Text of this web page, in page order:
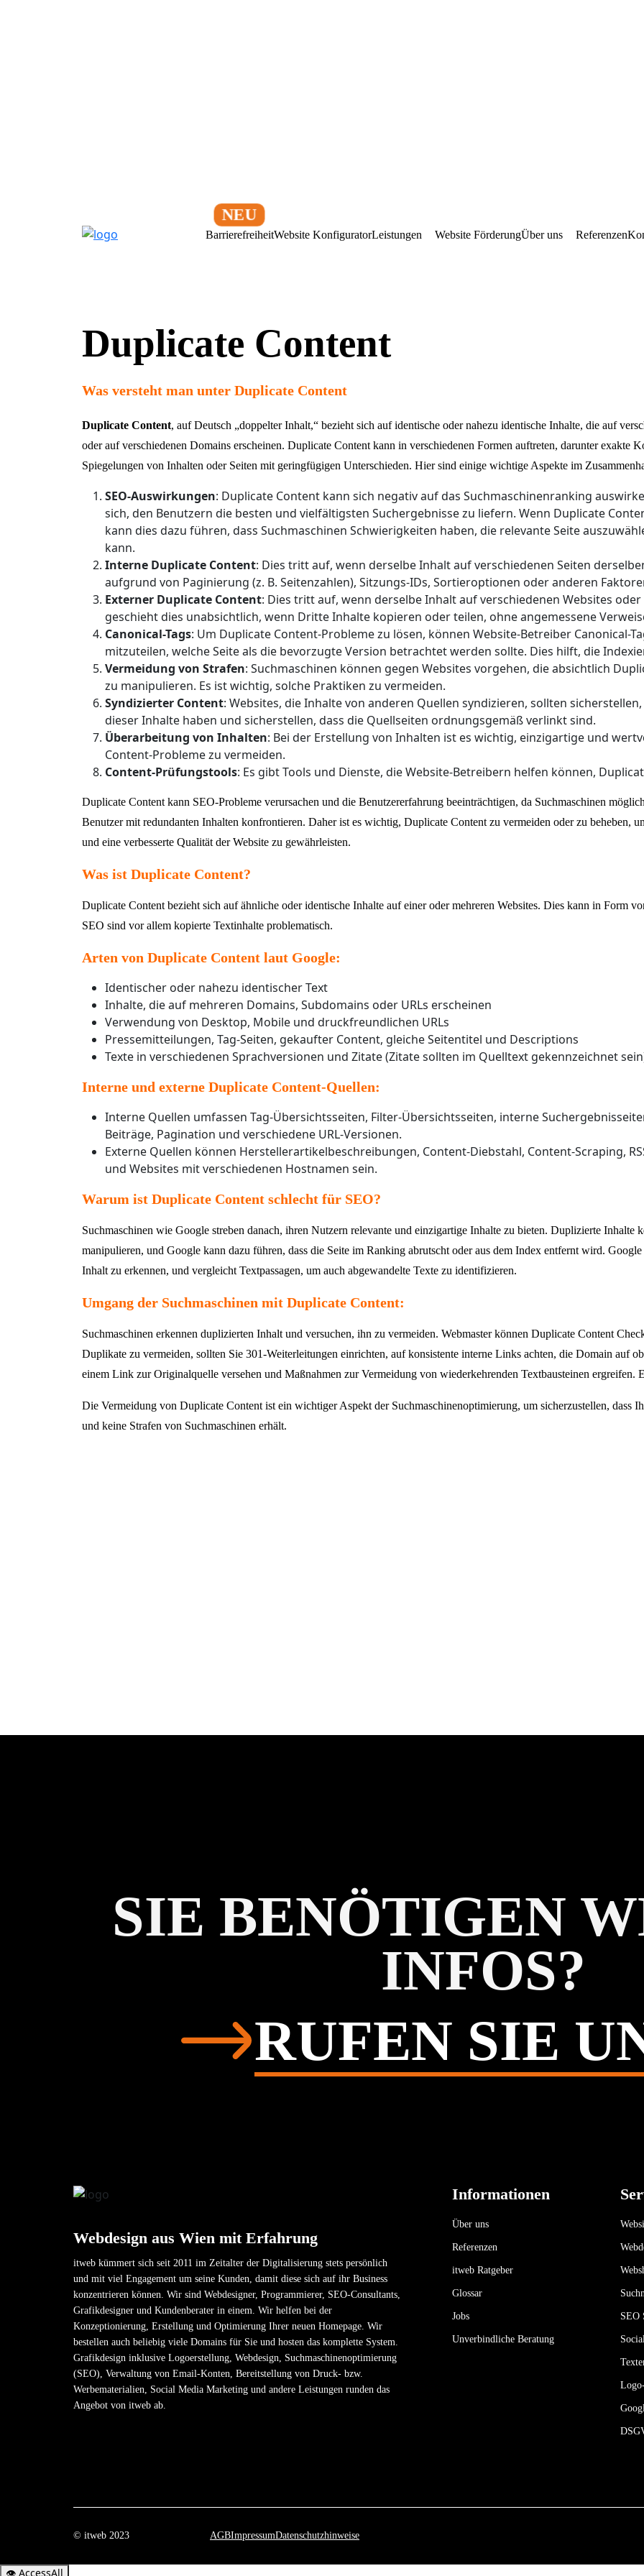
BarrierefreiheitWebsite KonfiguratorLeistungen Website FörderungÜber uns Referenzen
Duplicate Content
Was versteht man unter Duplicate Content
Duplicate Content, auf Deutsch „doppelter Inhalt,“ bezieht sich auf identische oder nahezu identische Inhalte, die auf
oder auf verschiedenen Domains erscheinen. Duplicate Content kann in verschiedenen Formen auftreten, darunter exakte
Spiegelungen von Inhalten oder Seiten mit geringfügigen Unterschieden. Hier sind einige wichtige Aspekte im
SEO-Auswirkungen: Duplicate Content kann sich negativ auf das Suchmaschinenranking
sich, den Benutzern die besten und vielfältigsten Suchergebnisse zu liefern. Wenn Duplicate
kann dies dazu führen, dass Suchmaschinen Schwierigkeiten haben, die relevante Seite
kann.
Interne Duplicate Content: Dies tritt auf, wenn derselbe Inhalt auf verschiedenen Seiten
aufgrund von Paginierung (z. B. Seitenzahlen), Sitzungs-IDs, Sortieroptionen oder anderen
Externer Duplicate Content: Dies tritt auf, wenn derselbe Inhalt auf verschiedenen Websites
geschieht dies unabsichtlich, wenn Dritte Inhalte kopieren oder teilen, ohne angemessene
Canonical-Tags: Um Duplicate Content-Probleme zu lösen, können Website-Betreiber Canonical-
mitzuteilen, welche Seite als die bevorzugte Version betrachtet werden sollte. Dies hilft, die
Vermeidung von Strafen: Suchmaschinen können gegen Websites vorgehen, die absichtlich
zu manipulieren. Es ist wichtig, solche Praktiken zu vermeiden.
Syndizierter Content: Websites, die Inhalte von anderen Quellen syndizieren, sollten
dieser Inhalte haben und sicherstellen, dass die Quellseiten ordnungsgemäß verlinkt sind.
Überarbeitung von Inhalten: Bei der Erstellung von Inhalten ist es wichtig, einzigartige und
Content-Probleme zu vermeiden.
Content-Prüfungstools: Es gibt Tools und Dienste, die Website-Betreibern helfen können,
Duplicate Content kann SEO-Probleme verursachen und die Benutzererfahrung beeinträchtigen, da Suchmaschinen
Benutzer mit redundanten Inhalten konfrontieren. Daher ist es wichtig, Duplicate Content zu vermeiden oder zu beheben,
und eine verbesserte Qualität der Website zu gewährleisten.
Was ist Duplicate Content?
Duplicate Content bezieht sich auf ähnliche oder identische Inhalte auf einer oder mehreren Websites. Dies kann in Form
SEO sind vor allem kopierte Textinhalte problematisch.
Arten von Duplicate Content laut Google:
Identischer oder nahezu identischer Text
Inhalte, die auf mehreren Domains, Subdomains oder URLs erscheinen
Verwendung von Desktop, Mobile und druckfreundlichen URLs
Pressemitteilungen, Tag-Seiten, gekaufter Content, gleiche Seitentitel und Descriptions
Texte in verschiedenen Sprachversionen und Zitate (Zitate sollten im Quelltext gekennzeichnet
Interne und externe Duplicate Content-Quellen:
Interne Quellen umfassen Tag-Übersichtsseiten, Filter-Übersichtsseiten, interne
Beiträge, Pagination und verschiedene URL-Versionen.
Externe Quellen können Herstellerartikelbeschreibungen, Content-Diebstahl, Content-Scraping,
und Websites mit verschiedenen Hostnamen sein.
Warum ist Duplicate Content schlecht für SEO?
Suchmaschinen wie Google streben danach, ihren Nutzern relevante und einzigartige Inhalte zu bieten. Duplizierte Inhalte
manipulieren, und Google kann dazu führen, dass die Seite im Ranking abrutscht oder aus dem Index entfernt wird.
Inhalt zu erkennen, und vergleicht Textpassagen, um auch abgewandelte Texte zu identifizieren.
Umgang der Suchmaschinen mit Duplicate Content:
Suchmaschinen erkennen duplizierten Inhalt und versuchen, ihn zu vermeiden. Webmaster können Duplicate Content
Duplikate zu vermeiden, sollten Sie 301-Weiterleitungen einrichten, auf konsistente interne Links achten, die Domain auf
einem Link zur Originalquelle versehen und Maßnahmen zur Vermeidung von wiederkehrenden Textbausteinen ergreifen.
Die Vermeidung von Duplicate Content ist ein wichtiger Aspekt der Suchmaschinenoptimierung, um sicherzustellen, dass
und keine Strafen von Suchmaschinen erhält.
SIE BENÖTIGEN
INFOS?
RUFEN SIE
Webdesign aus Wien mit Erfahrung
itweb kümmert sich seit 2011 im Zeitalter der Digitalisierung stets persönlich
und mit viel Engagement um seine Kunden, damit diese sich auf ihr Business
konzentrieren können. Wir sind Webdesigner, Programmierer, SEO-Consultants,
Grafikdesigner und Kundenberater in einem. Wir helfen bei der
Konzeptionierung, Erstellung und Optimierung Ihrer neuen Homepage. Wir
bestellen auch beliebig viele Domains für Sie und hosten das komplette System.
Grafikdesign inklusive Logoerstellung, Webdesign, Suchmaschinen­optimierung
(SEO), Verwaltung von Email-Konten, Bereitstellung von Druck- bzw.
Werbematerialien, Social Media Marketing und andere Leistungen runden das
Angebot von itweb ab.
Informationen
Über uns
Referenzen
itweb Ratgeber
Glossar
Jobs
Unverbindliche Beratung
SEO
© itweb 2023 AGBImpressumDatenschutzhinweise
👁 AccessAll